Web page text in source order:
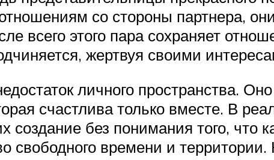
со стороны партнера,
всего этого пара сохраняет
жертвуя своими
личного пространства.
счастлива только вместе. В
без понимания того, что
свободного времени и